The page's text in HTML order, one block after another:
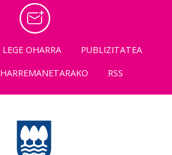
LEGE OHARRA
PUBLIZITATEA
HARREMANETARAKO RSS